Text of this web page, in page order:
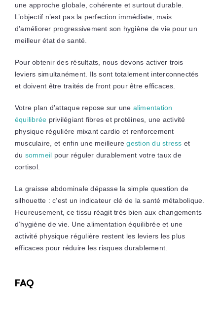
une approche globale, cohérente et surtout durable.
L’objectif n’est pas la perfection immédiate, mais
d’améliorer progressivement son hygiène de vie pour un
meilleur état de santé.
Pour obtenir des résultats, nous devons activer trois
leviers simultanément. Ils sont totalement interconnectés
et doivent être traités de front pour être efficaces.
Votre plan d’attaque repose sur une alimentation
équilibrée privilégiant fibres et protéines, une activité
physique régulière mixant cardio et renforcement
musculaire, et enfin une meilleuregestion du stress et
du sommeil pour réguler durablement votre taux de
cortisol.
La graisse abdominale dépasse la simple question de
silhouette : c’est un indicateur clé de la santé métabolique.
Heureusement, ce tissu réagit très bien aux changements
d’hygiène de vie. Une alimentation équilibrée et une
activité physique régulière restent les leviers les plus
efficaces pour réduire les risques durablement.
FAQ